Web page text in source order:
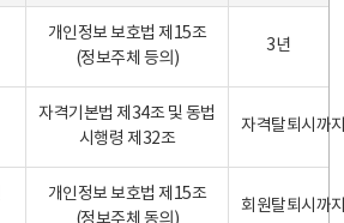
개인정보 보호법 제15조
(정보주체 등의)
3년
자격기본법 제34조 및 동법
시행령 제32조
자격탈퇴시까
개인정보 보호법 제15조
(정보주체 동의)
회원탈퇴시까